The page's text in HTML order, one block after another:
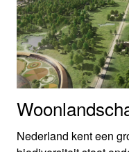
Nederland kent een